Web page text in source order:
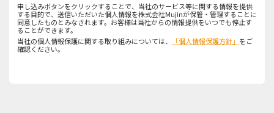
申し込みボタンをクリックすることで、当社のサービス等に関する情報を提供
する目的で、送信いただいた個人情報を株式会社Mujinが保管・管理することに
同意したものとみなされます。お客様は当社からの情報提供をいつでも停止す
ることができます。
当社の個人情報保護に関する取り組みについては、
「個人情報保護方針」 をご
確認ください。